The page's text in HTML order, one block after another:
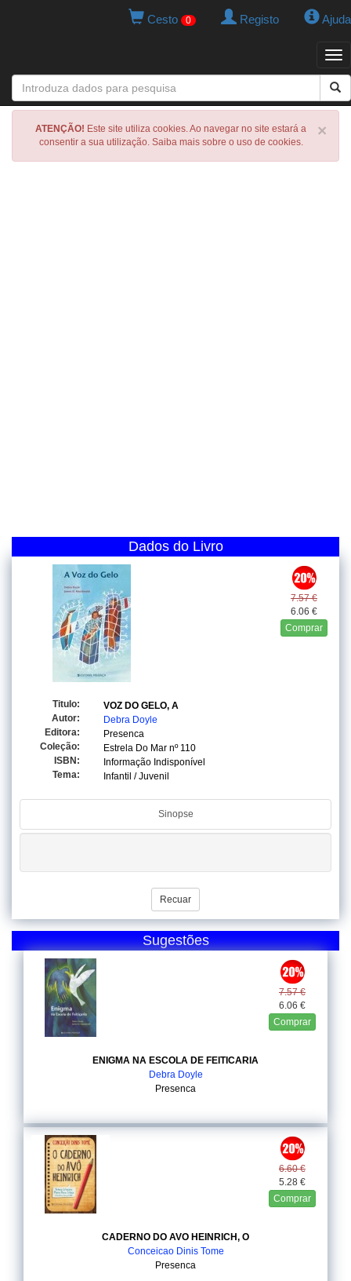
Cesto 0 Registo Ajuda
×
ATENÇÃO! Este site utiliza cookies. Ao navegar no site estará a
consentir a sua utilização. Saiba mais sobre o uso de cookies.
Dados do Livro
7.57 €
6.06 €
Comprar
Titulo:
VOZ DO GELO, A
Autor:
Debra Doyle
Editora:
Presenca
Coleção:
Estrela Do Mar nº 110
ISBN:
Informação Indisponível
Tema:
Infantil / Juvenil
Sinopse
Recuar
Sugestões
7.57 €
6.06 €
Comprar
ENIGMA NA ESCOLA DE FEITICARIA
Debra Doyle
Presenca
6.60 €
5.28 €
Comprar
CADERNO DO AVO HEINRICH, O
Conceicao Dinis Tome
Presenca